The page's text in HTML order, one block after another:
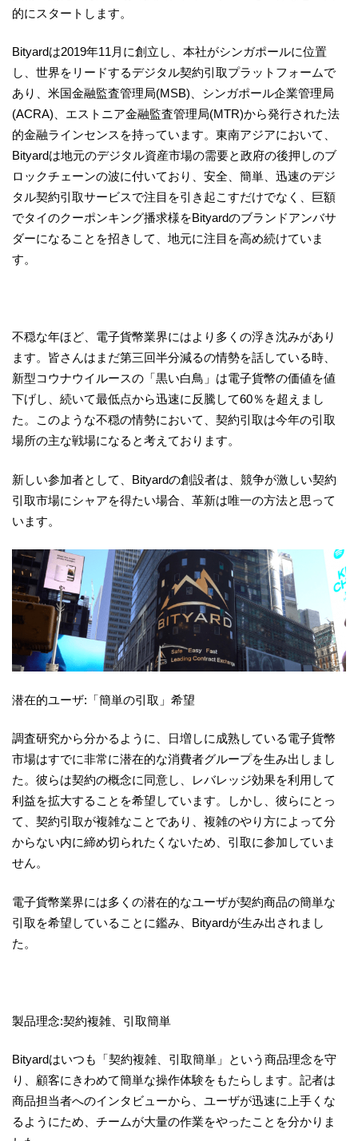
的にスタートします。
Bityardは2019年11月に創立し、本社がシンガポールに位置
し、世界をリードするデジタル契約引取プラットフォームで
あり、米国金融監査管理局(MSB)、シンガポール企業管理局
(ACRA)、エストニア金融監査管理局(MTR)から発行された法
的金融ラインセンスを持っています。東南アジアにおいて、
Bityardは地元のデジタル資産市場の需要と政府の後押しのブ
ロックチェーンの波に付いており、安全、簡単、迅速のデジ
タル契約引取サービスで注目を引き起こすだけでなく、巨額
でタイのクーポンキング播求様をBityardのブランドアンバサ
ダーになることを招きして、地元に注目を高め続けていま
す。
不穏な年ほど、電子貨幣業界にはより多くの浮き沈みがあり
ます。皆さんはまだ第三回半分減るの情勢を話している時、
新型コウナウイルースの「黒い白鳥」は電子貨幣の価値を値
下げし、続いて最低点から迅速に反騰して60％を超えまし
た。このような不穏の情勢において、契約引取は今年の引取
場所の主な戦場になると考えております。
新しい参加者として、Bityardの創設者は、競争が激しい契約
引取市場にシャアを得たい場合、革新は唯一の方法と思って
います。
潜在的ユーザ:「簡単の引取」希望
調査研究から分かるように、日増しに成熟している電子貨幣
市場はすでに非常に潜在的な消費者グループを生み出しまし
た。彼らは契約の概念に同意し、レバレッジ効果を利用して
利益を拡大することを希望しています。しかし、彼らにとっ
て、契約引取が複雑なことであり、複雑のやり方によって分
からない内に締め切られたくないため、引取に参加していま
せん。
電子貨幣業界には多くの潜在的なユーザが契約商品の簡単な
引取を希望していることに鑑み、Bityardが生み出されまし
た。
製品理念:契約複雑、引取簡単
Bityardはいつも「契約複雑、引取簡単」という商品理念を守
り、顧客にきわめて簡単な操作体験をもたらします。記者は
商品担当者へのインタビューから、ユーザが迅速に上手くな
るようにため、チームが大量の作業をやったことを分かりま